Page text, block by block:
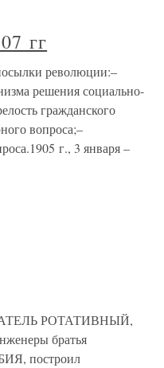
гг
революции:–
решения социально-
гражданского
вопроса;–
г., 3 января –
РОТАТИВНЫЙ,
братья
построил